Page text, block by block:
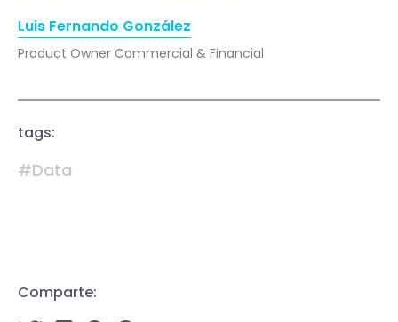
Luis Fernando González
Product Owner Commercial & Financial
tags:
#Data
Comparte: